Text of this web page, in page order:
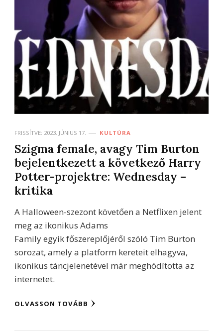
FRISSÍTVE: 2023. JÚNIUS 17. KULTÚRA
Szigma female, avagy Tim Burton
bejelentkezett a következő Harry
Potter-projektre: Wednesday –
kritika
A Halloween-szezont követően a Netflixen jelent
meg az ikonikus Adams
Family egyik főszereplőjéről szóló Tim Burton
sorozat, amely a platform kereteit elhagyva,
ikonikus táncjelenetével már meghódította az
internetet.
OLVASSON TOVÁBB